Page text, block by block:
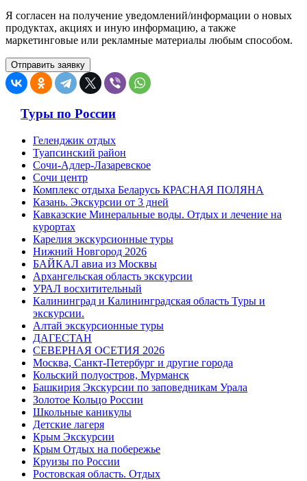
Я согласен на получение уведомлений/информации о новых
продуктах, акциях и иную информацию, а также
маркетинговые или рекламные материалы любым способом.
Туры по России
Геленджик отдых
Туапсинский район
Сочи-Адлер-Лазаревское
Сочи центр
Комплекс отдыха Беларусь КРАСНАЯ ПОЛЯНА
Казань. Экскурсии от 3 дней
Кавказские Минеральные воды. Отдых и лечение на
курортах
Карелия экскурсионные туры
Нижний Новгород 2026
БАЙКАЛ авиа из Москвы
Архангельская область экскурсии
УРАЛ восхитительный
Калининград и Калининградская область Туры и
экскурсии.
Алтай экскурсионные туры
ДАГЕСТАН
СЕВЕРНАЯ ОСЕТИЯ 2026
Москва, Санкт-Петербург и другие города
Кольский полуостров, Мурманск
Башкирия Экскурсии по заповедникам Урала
Золотое Кольцо России
Школьные каникулы
Детские лагеря
Крым Экскурсии
Крым Отдых на побережье
Круизы по России
Ростовская область. Отдых